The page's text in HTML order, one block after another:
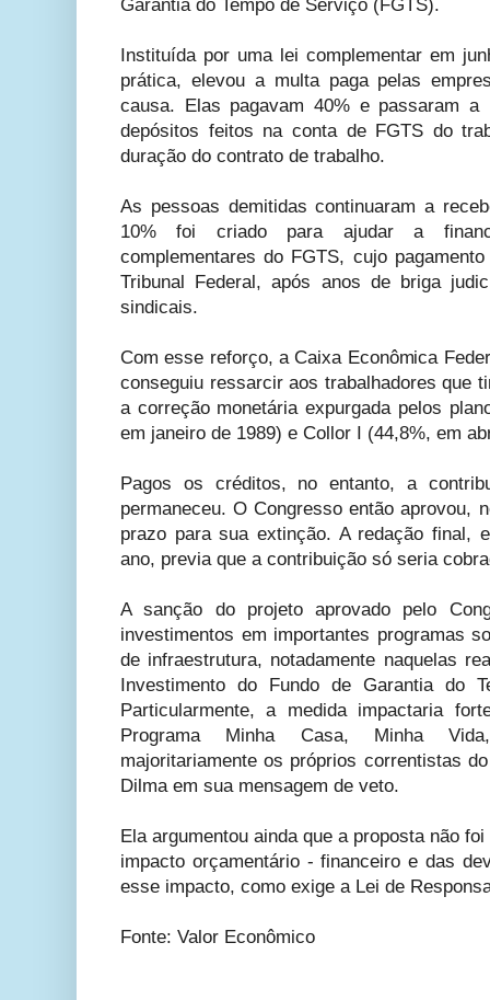
Garantia do Tempo de Serviço (FGTS).
Instituída por uma lei complementar em
prática, elevou a multa paga pelas
causa. Elas pagavam 40% e passaram
depósitos feitos na conta de FGTS do
duração do contrato de trabalho.
As pessoas demitidas continuaram a
10% foi criado para ajudar a
complementares do FGTS, cujo
Tribunal Federal, após anos de briga
sindicais.
Com esse reforço, a Caixa Econômica
conseguiu ressarcir aos trabalhadores que
a correção monetária expurgada pelos
em janeiro de 1989) e Collor I (44,8%, em
Pagos os créditos, no entanto, a
permaneceu. O Congresso então aprovou,
prazo para sua extinção. A redação final,
ano, previa que a contribuição só seria
A sanção do projeto aprovado pelo
investimentos em importantes programas
de infraestrutura, notadamente naquelas
Investimento do Fundo de Garantia do
Particularmente, a medida impactaria
Programa Minha Casa, Minha
majoritariamente os próprios correntistas
Dilma em sua mensagem de veto.
Ela argumentou ainda que a proposta não
impacto orçamentário - financeiro e das
esse impacto, como exige a Lei de
Fonte: Valor Econômico